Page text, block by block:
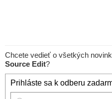
Chcete vedieť o všetkých
Source Edit?
Prihláste sa k odberu